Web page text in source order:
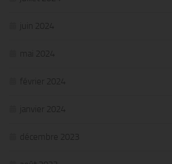
juin 2024
mai 2024
février 2024
janvier 2024
décembre 2023